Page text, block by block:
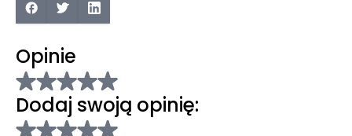
Opinie
Dodaj swoją opinię: